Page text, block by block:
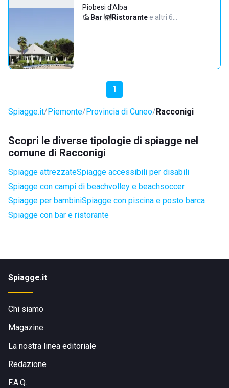
Piobesi d'Alba
Bar· Ristorante·e altri 6…
1
Spiagge.it Piemonte Provincia di Cuneo Racconigi
Scopri le diverse tipologie di spiagge nel
comune di Racconigi
Spiagge attrezzateSpiagge accessibili per disabili
Spiagge con campi di beachvolley e beachsoccer
Spiagge per bambiniSpiagge con piscina e posto barca
Spiagge con bar e ristorante
Spiagge.it
Chi siamo
Magazine
La nostra linea editoriale
Redazione
F.A.Q.